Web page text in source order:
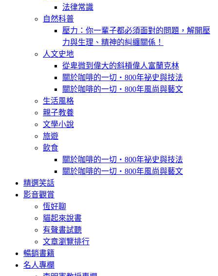
法律常識
自然科普
壓力：你一輩子都必須面對的問題，解開壓
力與生理、精神的糾纏關係！
人文史地
從卑微到偉大的斜槓偉人富蘭克林
關於咖啡的一切‧800年祕史與技法
關於咖啡的一切‧800年風尚與藝文
生活風格
親子教養
文學小說
旅遊
飲食
關於咖啡的一切‧800年祕史與技法
關於咖啡的一切‧800年風尚與藝文
精選笑話
影音觀賞
恆好聊
貓起來說書
有聲書試聽
文章瀏覽排行
暢銷書籍
名人專欄